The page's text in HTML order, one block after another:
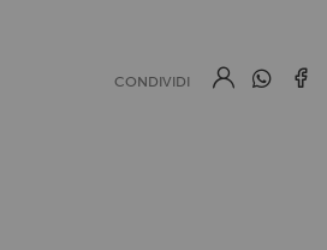
CONDIVIDI